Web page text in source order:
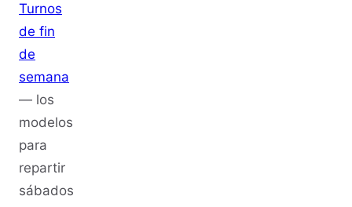
Turnos
de fin
de
semana
— los
modelos
para
repartir
sábados